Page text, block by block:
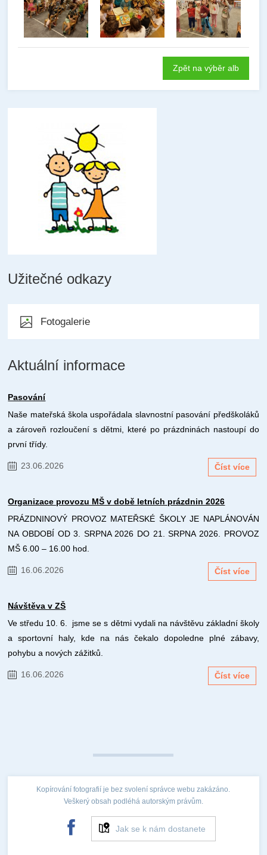
Zpět na výběr alb
Užitečné odkazy
Fotogalerie
Aktuální informace
Pasování
Naše mateřská škola uspořádala slavnostní pasování předškoláků
a zároveň rozloučení s dětmi, které po prázdninách nastoupí do
první třídy.
23.06.2026 Číst více
Organizace provozu MŠ v době letních prázdnin 2026
PRÁZDNINOVÝ PROVOZ MATEŘSKÉ ŠKOLY JE NAPLÁNOVÁN
NA OBDOBÍ OD 3. SRPNA 2026 DO 21. SRPNA 2026. PROVOZ
MŠ 6.00 – 16.00 hod.
16.06.2026 Číst více
Návštěva v ZŠ
Ve středu 10. 6. jsme se s dětmi vydali na návštěvu základní školy
a sportovní haly, kde na nás čekalo dopoledne plné zábavy,
pohybu a nových zážitků.
16.06.2026 Číst více
Kopírování fotografií je bez svolení správce webu zakázáno.
Veškerý obsah podléhá autorským právům.
Jak se k nám dostanete